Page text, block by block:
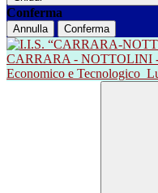
Conferma
Annulla Conferma
CARRARA - NOTTOLINI
Economico e Tecnologico